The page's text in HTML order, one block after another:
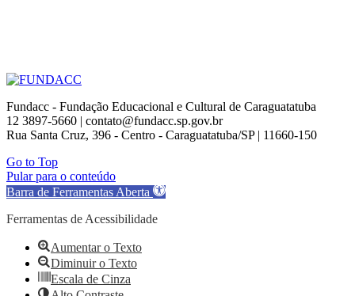
Fundacc - Fundação Educacional e Cultural de Caraguatatuba
12 3897-5660 | contato@fundacc.sp.gov.br
Rua Santa Cruz, 396 - Centro - Caraguatatuba/SP | 11660-150
Go to Top
Pular para o conteúdo
Barra de Ferramentas Aberta
Ferramentas de Acessibilidade
Aumentar o Texto
Diminuir o Texto
Escala de Cinza